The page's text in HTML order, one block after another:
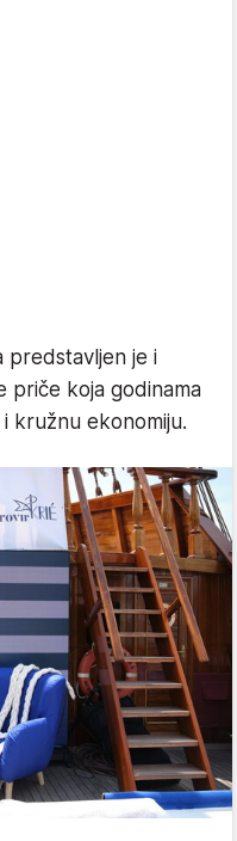
predstavljen je i
priče koja godinama
kružnu ekonomiju.